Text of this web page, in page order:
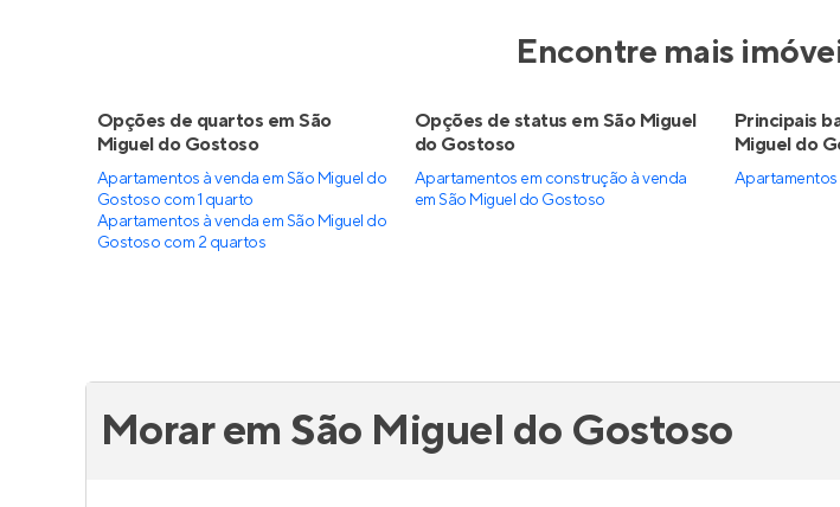
Encontre mais
Opções de quartos em São
Miguel do Gostoso
Apartamentos à venda em São Miguel do
Gostoso com 1 quarto
Apartamentos à venda em São Miguel do
Gostoso com 2 quartos
Opções de status em São Miguel
do Gostoso
Apartamentos em construção à venda
em São Miguel do Gostoso
Principais
Miguel do
Apartamentos
Morar em São Miguel do Gostoso